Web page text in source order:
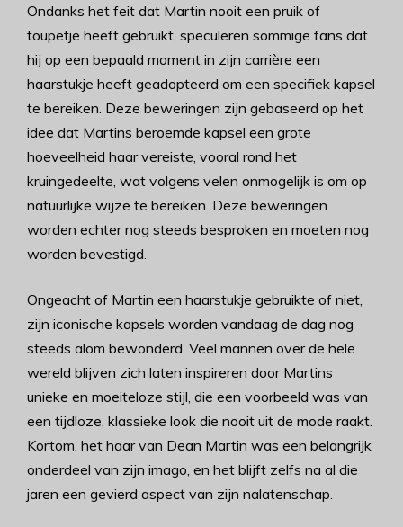
Ondanks het feit dat Martin nooit een pruik of
toupetje heeft gebruikt, speculeren sommige fans dat
hij op een bepaald moment in zijn carrière een
haarstukje heeft geadopteerd om een specifiek kapsel
te bereiken. Deze beweringen zijn gebaseerd op het
idee dat Martins beroemde kapsel een grote
hoeveelheid haar vereiste, vooral rond het
kruingedeelte, wat volgens velen onmogelijk is om op
natuurlijke wijze te bereiken. Deze beweringen
worden echter nog steeds besproken en moeten nog
worden bevestigd.
Ongeacht of Martin een haarstukje gebruikte of niet,
zijn iconische kapsels worden vandaag de dag nog
steeds alom bewonderd. Veel mannen over de hele
wereld blijven zich laten inspireren door Martins
unieke en moeiteloze stijl, die een voorbeeld was van
een tijdloze, klassieke look die nooit uit de mode raakt.
Kortom, het haar van Dean Martin was een belangrijk
onderdeel van zijn imago, en het blijft zelfs na al die
jaren een gevierd aspect van zijn nalatenschap.